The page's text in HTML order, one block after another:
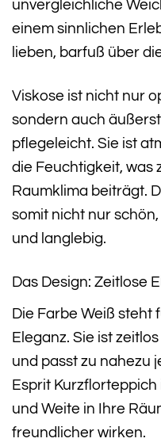
unvergleichliche
einem sinnlichen
lieben, barfuß über
Viskose ist nicht nur
sondern auch
pflegeleicht. Sie ist
die Feuchtigkeit, was
Raumklima beiträgt.
somit nicht nur
und langlebig.
Das Design: Zeitlose
Die Farbe Weiß steht
Eleganz. Sie ist
und passt zu nahezu
Esprit
und Weite in Ihre
freundlicher wirken.